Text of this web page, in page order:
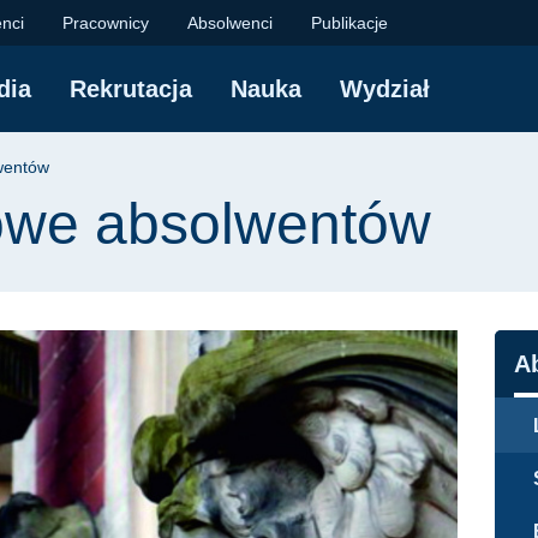
| Wydział
Pracownicy Absolwenci Publikacje
Rekrutacja Nauka Wydział
absolwentów